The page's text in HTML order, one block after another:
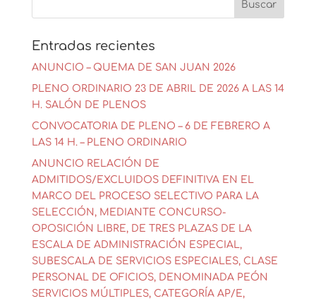
Entradas recientes
ANUNCIO – QUEMA DE SAN JUAN 2026
PLENO ORDINARIO 23 DE ABRIL DE 2026 A LAS 14
H. SALÓN DE PLENOS
CONVOCATORIA DE PLENO – 6 DE FEBRERO A
LAS 14 H. – PLENO ORDINARIO
ANUNCIO RELACIÓN DE
ADMITIDOS/EXCLUIDOS DEFINITIVA EN EL
MARCO DEL PROCESO SELECTIVO PARA LA
SELECCIÓN, MEDIANTE CONCURSO-
OPOSICIÓN LIBRE, DE TRES PLAZAS DE LA
ESCALA DE ADMINISTRACIÓN ESPECIAL,
SUBESCALA DE SERVICIOS ESPECIALES, CLASE
PERSONAL DE OFICIOS, DENOMINADA PEÓN
SERVICIOS MÚLTIPLES, CATEGORÍA AP/E,